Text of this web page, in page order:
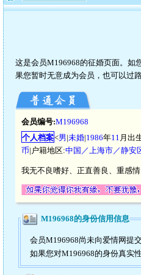
这是会员M196968的征婚页面。如
果您暂时无意成为会员，也可以过
会员编号:M196968
个人档案<男|未婚|1986年11 月出
币|户籍地区:中国／上海市／静安
我无不良嗜好、正直善良、重感
M196968的身份信用信息
会员M196968尚未向爱情网提
如果您对M196968的身份真实